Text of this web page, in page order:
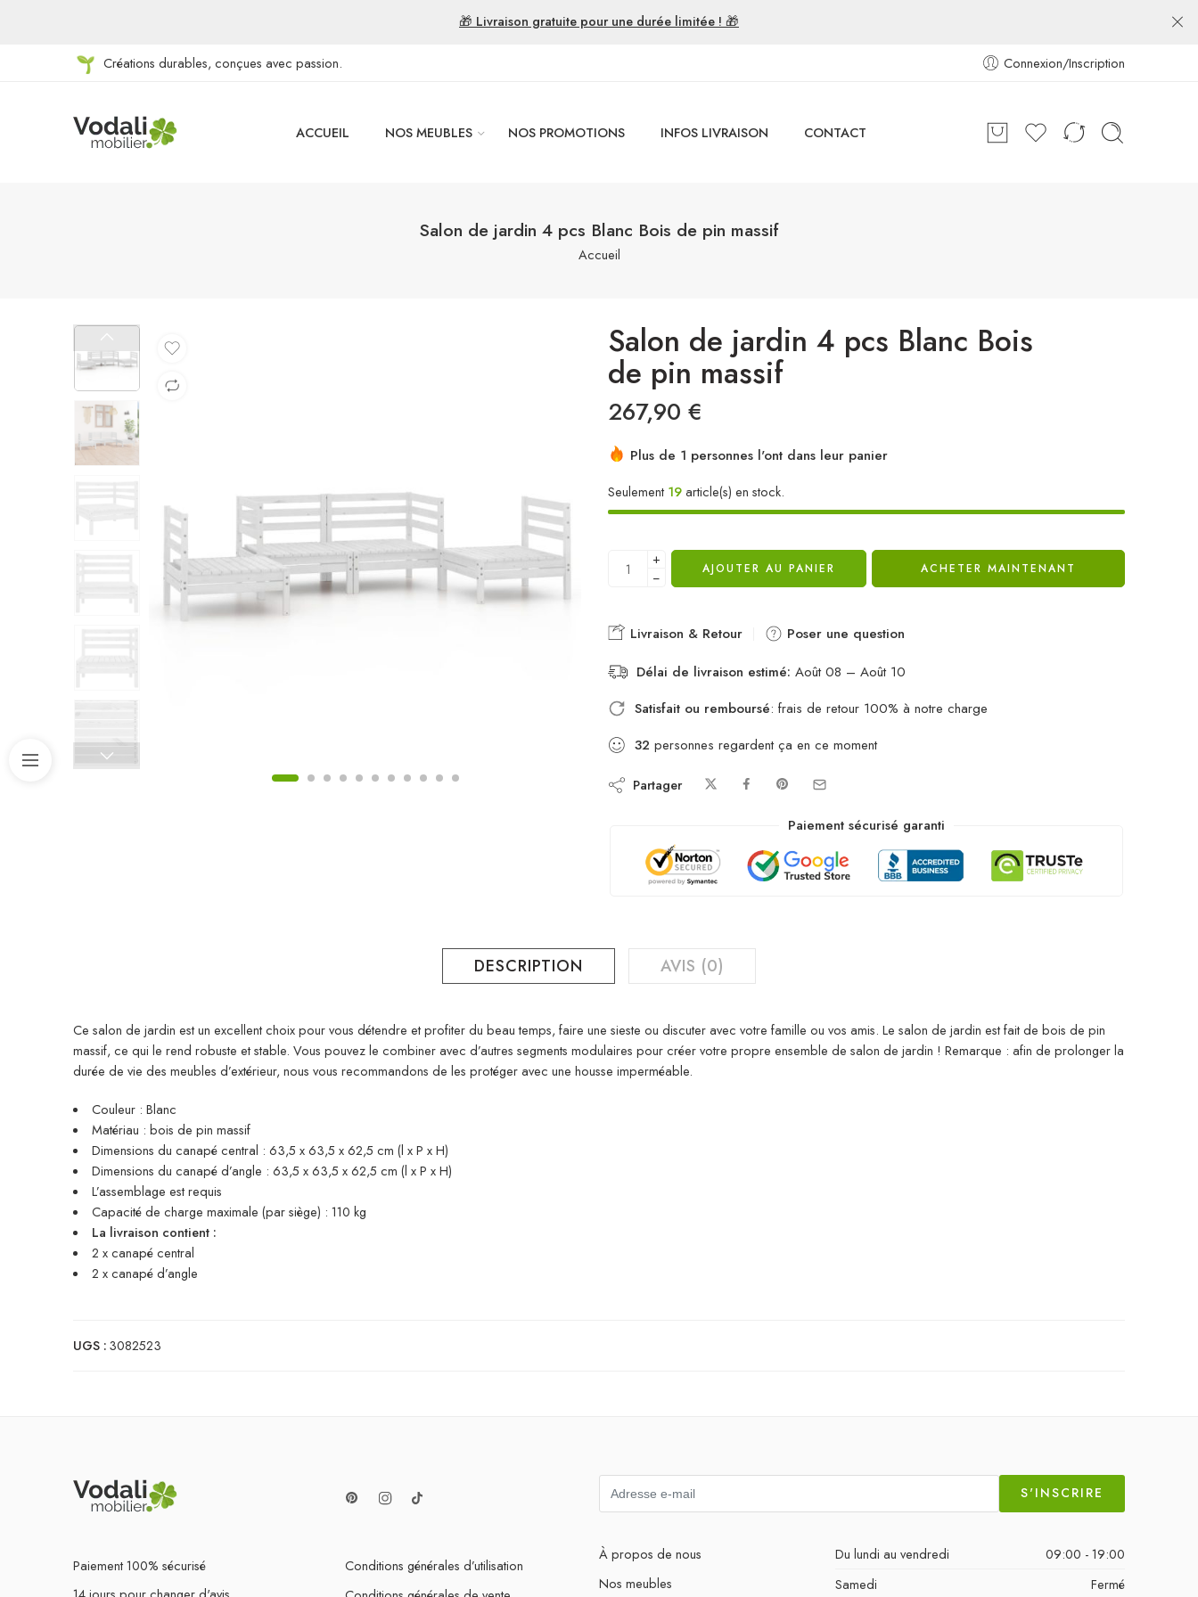
🎁 Livraison gratuite pour une durée limitée ! 🎁
Créations durables, conçues avec passion. Connexion/Inscription
ACCUEIL NOS MEUBLES NOS PROMOTIONS INFOS LIVRAISON CONTACT
Salon de jardin 4 pcs Blanc Bois de pin massif
Accueil
Salon de jardin 4 pcs Blanc Bois
de pin massif
267,90 €
Plus de 1 personnes l'ont dans leur panier
Seulement 19article(s) en stock.
+
−
AJOUTER AU PANIER ACHETER MAINTENANT
Livraison & Retour
Poser une question
Délai de livraison estimé: Août 08 – Août 10
Satisfait ou remboursé: frais de retour 100% à notre charge
32 personnes regardent ça en ce moment
Partager
Paiement sécurisé garanti
DESCRIPTION AVIS (0)
Ce salon de jardin est un excellent choix pour vous détendre et profiter du beau temps, faire une sieste ou discuter avec votre famille ou vos amis. Le salon de jardin est fait de bois de pin
massif, ce qui le rend robuste et stable. Vous pouvez le combiner avec d’autres segments modulaires pour créer votre propre ensemble de salon de jardin ! Remarque : afin de prolonger la
durée de vie des meubles d’extérieur, nous vous recommandons de les protéger avec une housse imperméable.
Couleur : Blanc
Matériau : bois de pin massif
Dimensions du canapé central : 63,5 x 63,5 x 62,5 cm (l x P x H)
Dimensions du canapé d’angle : 63,5 x 63,5 x 62,5 cm (l x P x H)
L’assemblage est requis
Capacité de charge maximale (par siège) : 110 kg
La livraison contient :
2 x canapé central
2 x canapé d’angle
UGS :3082523
Paiement 100% sécurisé
Conditions générales d’utilisation
S'INSCRIRE
À propos de nous
Nos meubles
Du lundi au vendredi
09:00 - 19:00
Samedi
Fermé